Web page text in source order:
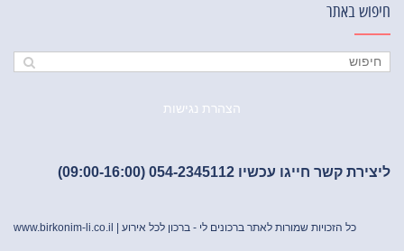
חיפוש באתר
הצהרת נגישות
ליצירת קשר חייגו עכשיו 054-2345112 (09:00-16:00)
כל הזכויות שמורות לאתר ברכונים לי - ברכון לכל אירוע | www.birkonim-li.co.il